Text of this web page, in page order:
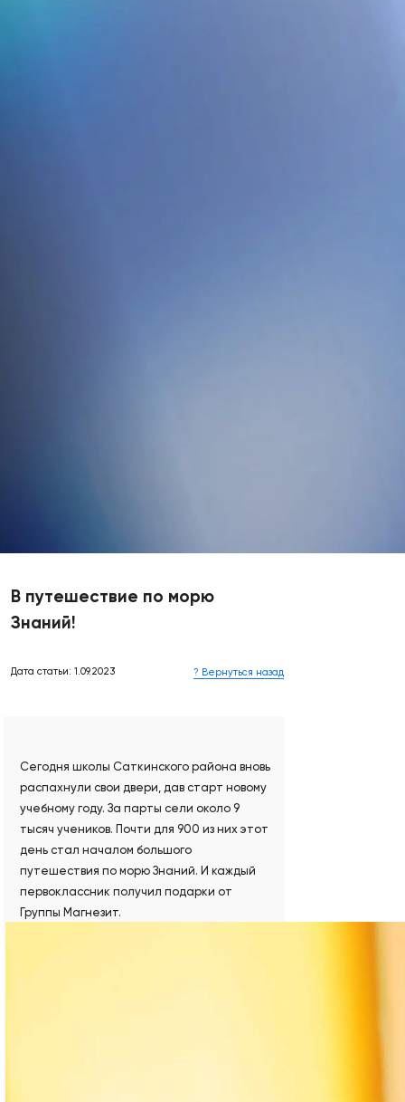
Сегодня школы Саткинского района вновь
распахнули свои двери, дав старт новому
учебному году. За парты сели около 9
тысяч учеников. Почти для 900 из них этот
день стал началом большого
путешествия по морю Знаний. И каждый
первоклассник получил подарки от
Группы Магнезит.
Дата статьи: 1.09.2023 ? Вернуться назад
В путешествие по морю
Знаний!